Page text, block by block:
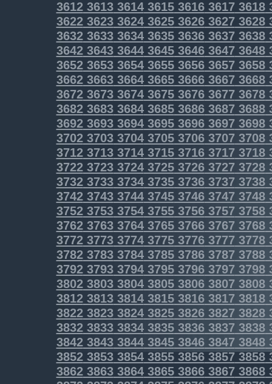
3612361336143615361636173618
3622362336243625362636273628
3632363336343635363636373638
3642364336443645364636473648
3652365336543655365636573658
3662366336643665366636673668
3672367336743675367636773678
3682368336843685368636873688
3692369336943695369636973698
370237033704370537063707 3708
371237133714371537163717 3718
372237233724372537263727 3728
373237333734373537363737 3738
374237433744374537463747 3748
375237533754375537563757 3758
376237633764376537663767 3768
377237733774377537763777 3778
378237833784378537863787 3788
379237933794379537963797 3798
380238033804380538063807 3808
381238133814381538163817 3818
382238233824382538263827 3828
383238333834383538363837 3838
384238433844384538463847 3848
3852385338543855385638573858
3862386338643865386638673868